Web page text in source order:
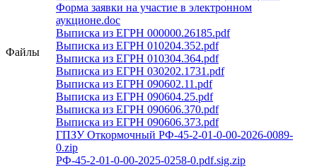
Файлы
Форма заявки на участие в электронном
аукционе.doc
Выписка из ЕГРН 000000.26185.pdf
Выписка из ЕГРН 010204.352.pdf
Выписка из ЕГРН 010304.364.pdf
Выписка из ЕГРН 030202.1731.pdf
Выписка из ЕГРН 090602.11.pdf
Выписка из ЕГРН 090604.25.pdf
Выписка из ЕГРН 090606.370.pdf
Выписка из ЕГРН 090606.373.pdf
ГПЗУ Откормочный РФ-45-2-01-0-00-2026-0089-
0.zip
РФ-45-2-01-0-00-2025-0258-0.pdf.sig.zip